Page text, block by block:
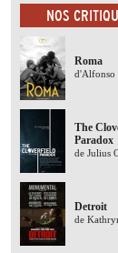
NOS
Roma
d'Alfonso
The
Paradox
de Julius
Detroit
de